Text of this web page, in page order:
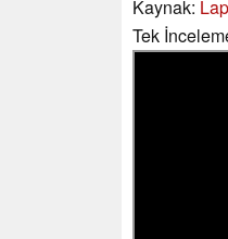
Kaynak:
Tek